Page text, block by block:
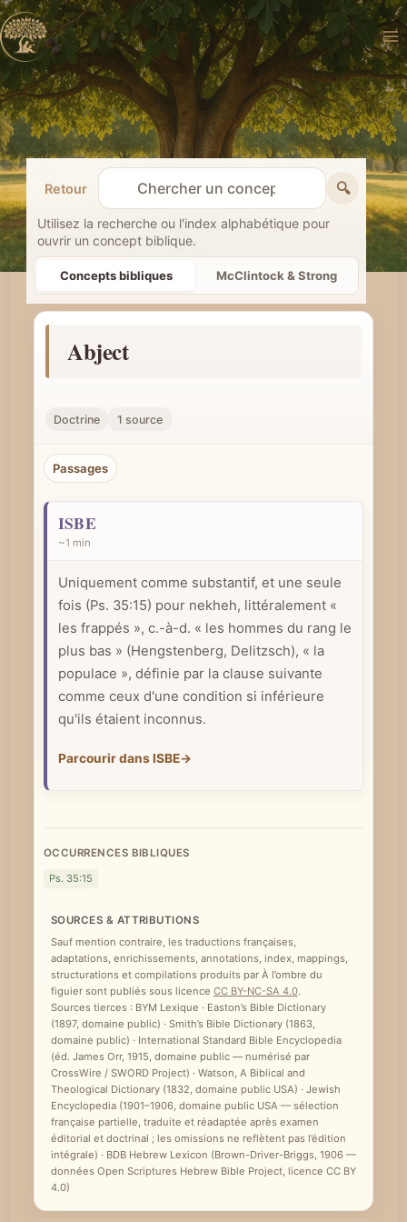
Aller
au
contenu
Retour
R
e
c
h
e
c
h
r
n
e
p
t
i
b
i
🔍
Utilisez la recherche ou l'index alphabétique pour
ouvrir un concept biblique.
Concepts bibliques McClintock & Strong
Abject
Doctrine 1 source
Passages
ISBE
~1 min
Uniquement comme substantif, et une seule
fois (Ps. 35:15) pour nekheh, littéralement «
les frappés », c.-à-d. « les hommes du rang le
plus bas » (Hengstenberg, Delitzsch), « la
populace », définie par la clause suivante
comme ceux d'une condition si inférieure
qu'ils étaient inconnus.
Parcourir dans ISBE→
OCCURRENCES BIBLIQUES
Ps. 35:15
SOURCES & ATTRIBUTIONS
Sauf mention contraire, les traductions françaises,
adaptations, enrichissements, annotations, index, mappings,
structurations et compilations produits par À l’ombre du
figuier sont publiés sous licence CC BY-NC-SA 4.0.
Sources tierces : BYM Lexique · Easton’s Bible Dictionary
(1897, domaine public) · Smith’s Bible Dictionary (1863,
domaine public) · International Standard Bible Encyclopedia
(éd. James Orr, 1915, domaine public — numérisé par
CrossWire / SWORD Project) · Watson, A Biblical and
Theological Dictionary (1832, domaine public USA) · Jewish
Encyclopedia (1901–1906, domaine public USA — sélection
française partielle, traduite et réadaptée après examen
éditorial et doctrinal ; les omissions ne reflètent pas l’édition
intégrale) · BDB Hebrew Lexicon (Brown-Driver-Briggs, 1906 —
données Open Scriptures Hebrew Bible Project, licence CC BY
4.0)